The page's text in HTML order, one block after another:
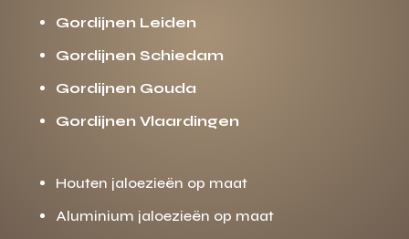
Gordijnen Leiden
Gordijnen Schiedam
Gordijnen Gouda
Gordijnen Vlaardingen
Houten jaloezieën op maat
Aluminium jaloezieën op maat